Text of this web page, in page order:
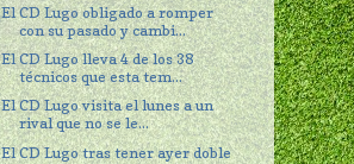
El CD Lugo obligado a romper
con su pasado y cambi...
El CD Lugo lleva 4 de los 38
técnicos que esta tem...
El CD Lugo visita el lunes a un
rival que no se le...
El CD Lugo tras tener ayer doble